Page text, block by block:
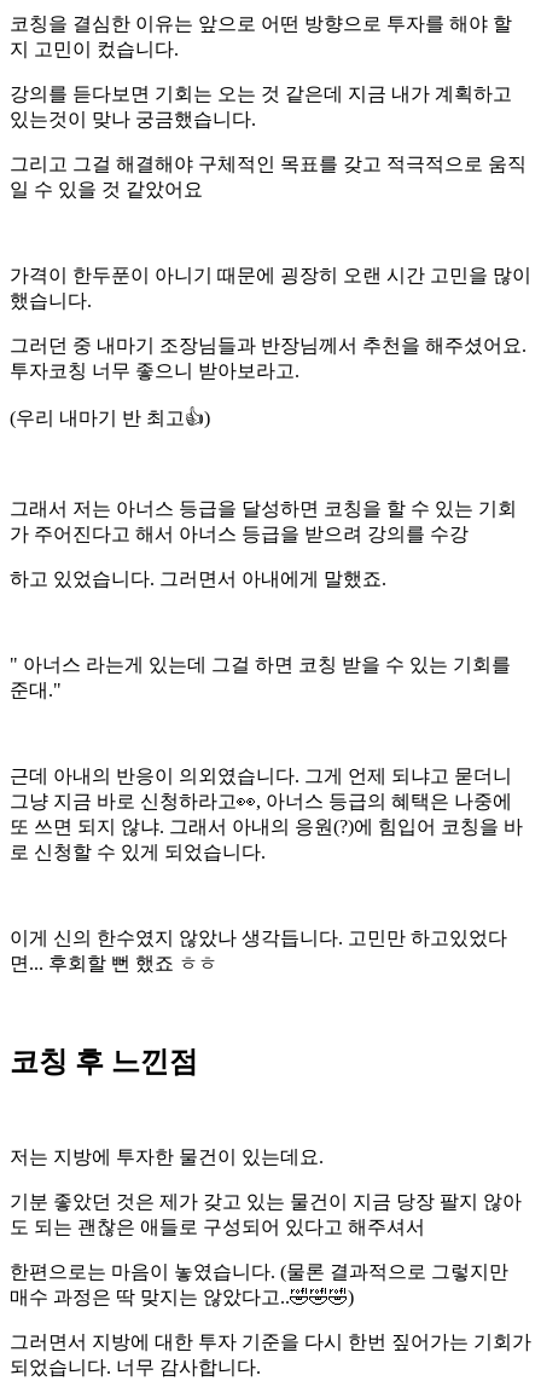
코칭을 결심한 이유는 앞으로 어떤 방향으로 투자를 해야 할
지 고민이 컸습니다.
강의를 듣다보면 기회는 오는 것 같은데 지금 내가 계획하고
있는것이 맞나 궁금했습니다.
그리고 그걸 해결해야 구체적인 목표를 갖고 적극적으로 움직
일 수 있을 것 같았어요
가격이 한두푼이 아니기 때문에 굉장히 오랜 시간 고민을 많이
했습니다.
그러던 중 내마기 조장님들과 반장님께서 추천을 해주셨어요.
투자코칭 너무 좋으니 받아보라고.
(우리 내마기 반 최고👍)
그래서 저는 아너스 등급을 달성하면 코칭을 할 수 있는 기회
가 주어진다고 해서 아너스 등급을 받으려 강의를 수강
하고 있었습니다. 그러면서 아내에게 말했죠.
" 아너스 라는게 있는데 그걸 하면 코칭 받을 수 있는 기회를
준대."
근데 아내의 반응이 의외였습니다. 그게 언제 되냐고 묻더니
그냥 지금 바로 신청하라고👀, 아너스 등급의 혜택은 나중에
또 쓰면 되지 않냐. 그래서 아내의 응원(?)에 힘입어 코칭을 바
로 신청할 수 있게 되었습니다.
이게 신의 한수였지 않았나 생각듭니다. 고민만 하고있었다
면... 후회할 뻔 했죠 ㅎㅎ
코칭 후 느낀점
저는 지방에 투자한 물건이 있는데요.
기분 좋았던 것은 제가 갖고 있는 물건이 지금 당장 팔지 않아
도 되는 괜찮은 애들로 구성되어 있다고 해주셔서
한편으로는 마음이 놓였습니다. (물론 결과적으로 그렇지만
매수 과정은 딱 맞지는 않았다고..🤣🤣🤣)
그러면서 지방에 대한 투자 기준을 다시 한번 짚어가는 기회가
되었습니다. 너무 감사합니다.